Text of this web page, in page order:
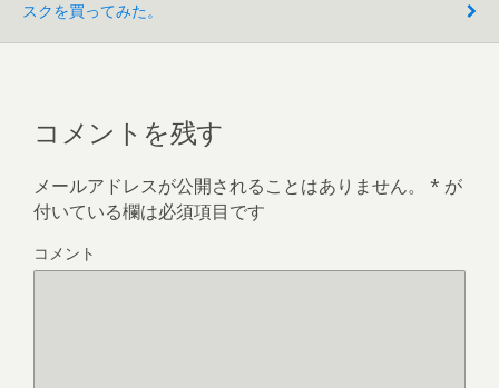
スクを買ってみた。
コメントを残す
メールアドレスが公開されることはありません。 * が
付いている欄は必須項目です
コメント